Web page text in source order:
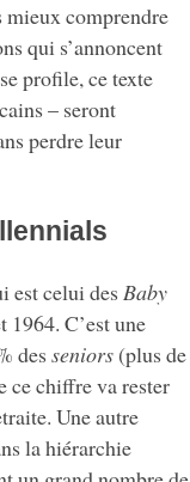
mieux comprendre
qui s’annoncent
profile, ce texte
– seront
perdre leur
est celui des Baby
C’est une
des seniors(plus de
ce chiffre va rester
Une autre
la hiérarchie